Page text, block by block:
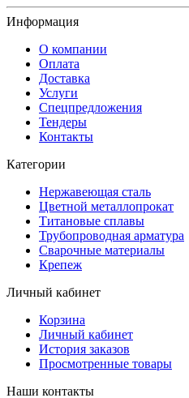
Информация
О компании
Оплата
Доставка
Услуги
Спецпредложения
Тендеры
Контакты
Категории
Нержавеющая сталь
Цветной металлопрокат
Титановые сплавы
Трубопроводная арматура
Сварочные материалы
Крепеж
Личный кабинет
Корзина
Личный кабинет
История заказов
Просмотренные товары
Наши контакты